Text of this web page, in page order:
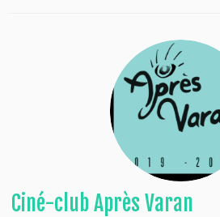
Ciné-club Après Varan